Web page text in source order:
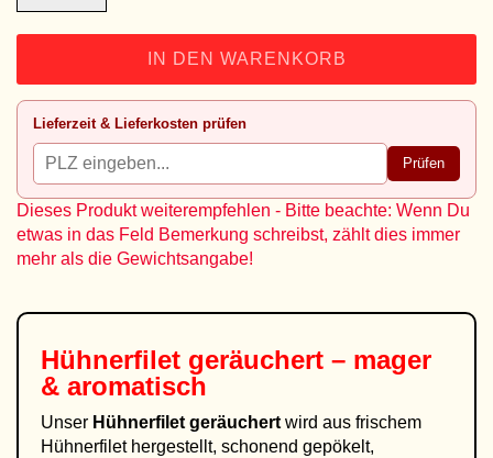
IN DEN WARENKORB
Lieferzeit & Lieferkosten prüfen
Prüfen
Dieses Produkt weiterempfehlen - Bitte beachte: Wenn Du
etwas in das Feld Bemerkung schreibst, zählt dies immer
mehr als die Gewichtsangabe!
Hühnerfilet geräuchert – mager
& aromatisch
Unser Hühnerfilet geräuchert wird aus frischem
Hühnerfilet hergestellt, schonend gepökelt,